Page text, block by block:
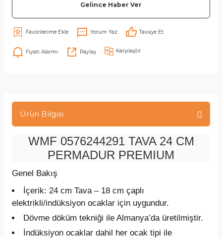
Gelince Haber Ver
Yorum Yaz Tavsiye Et
Fiyatı Alarmı Paylaş Karşılaştır
Ürün Bilgisi
WMF 0576244291 TAVA 24 CM
PERMADUR PREMIUM
Genel Bakış
İçerik: 24 cm Tava – 18 cm çaplı
elektrikli/indüksiyon ocaklar için uygundur.
Dövme döküm tekniği ile Almanya’da üretilmiştir.
İndüksiyon ocaklar dahil her ocak tipi ile